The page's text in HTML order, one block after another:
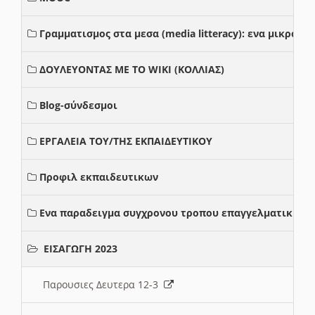
Γραμματισμος στα μεσα (media litteracy): ενα μικρο
ΔΟΥΛΕΥΟΝΤΑΣ ΜΕ ΤΟ WIKI (ΚΟΛΛΙΑΣ)
Blog-σύνδεσμοι
ΕΡΓΑΛΕΙΑ ΤΟΥ/ΤΗΣ ΕΚΠΑΙΔΕΥΤΙΚΟΥ
Προφιλ εκπαιδευτικων
Ενα παραδειγμα συγχρονου τροπου επαγγελματικης
ΕΙΣΑΓΩΓΗ 2023
Παρουσιες Δευτερα 12-3